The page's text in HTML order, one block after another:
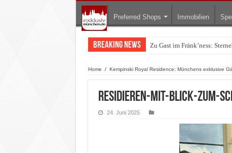
Preferred Shops Immobilien
Breaking News Zu Gast im Fränk’ness:
Warum München gerade
Home / Kempinski Royal Residence: Münchens exklusive
Residieren-mit-Blick-zum-
24. Juni 2025